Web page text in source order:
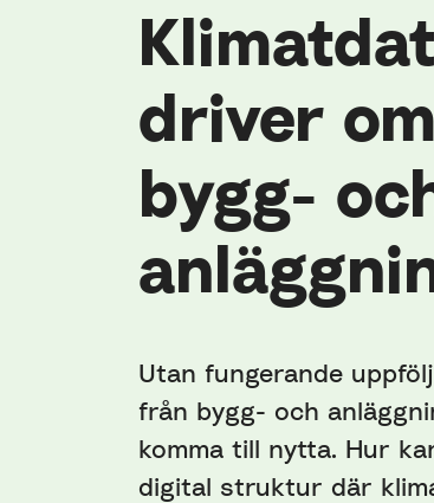
driver
bygg-
Utan fungerande
från bygg- och
komma till nytta. Hur
digital struktur där